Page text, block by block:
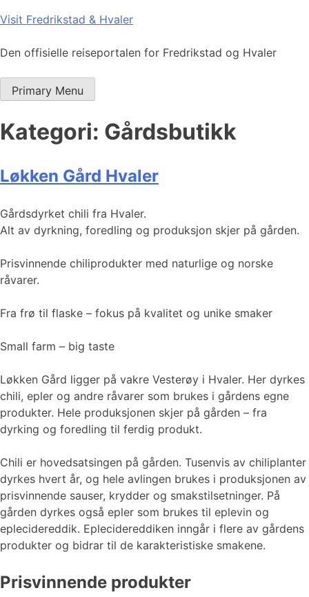
Skip
content
Visit Fredrikstad & Hvaler
Den offisielle reiseportalen for Fredrikstad og Hvaler
Primary Menu
Kategori: Gårdsbutikk
Løkken Gård Hvaler
Gårdsdyrket chili fra Hvaler.
Alt av dyrkning, foredling og produksjon skjer på gården.
Prisvinnende chiliprodukter med naturlige og norske
råvarer.
Fra frø til flaske – fokus på kvalitet og unike smaker
Small farm – big taste
Løkken Gård ligger på vakre Vesterøy i Hvaler. Her dyrkes
chili, epler og andre råvarer som brukes i gårdens egne
produkter. Hele produksjonen skjer på gården – fra
dyrking og foredling til ferdig produkt.
Chili er hovedsatsingen på gården. Tusenvis av chiliplanter
dyrkes hvert år, og hele avlingen brukes i produksjonen av
prisvinnende sauser, krydder og smakstilsetninger. På
gården dyrkes også epler som brukes til eplevin og
eplecidereddik. Eplecidereddiken inngår i flere av gårdens
produkter og bidrar til de karakteristiske smakene.
Prisvinnende produkter